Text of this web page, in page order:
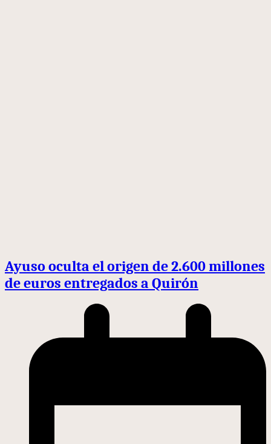
Ayuso oculta el origen de 2.600 millones
de euros entregados a Quirón